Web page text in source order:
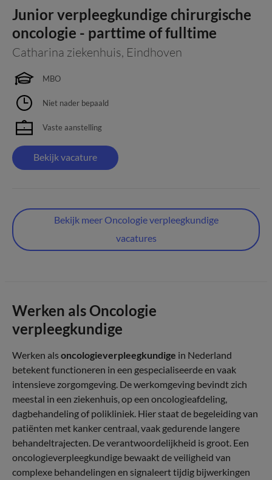
Junior verpleegkundige chirurgische
oncologie - parttime of fulltime
Catharina ziekenhuis, Eindhoven
MBO
Niet nader bepaald
Vaste aanstelling
Bekijk vacature
Bekijk meer Oncologie verpleegkundige
vacatures
Werken als Oncologie
verpleegkundige
Werken als oncologieverpleegkundige in Nederland
betekent functioneren in een gespecialiseerde en vaak
intensieve zorgomgeving. De werkomgeving bevindt zich
meestal in een ziekenhuis, op een oncologieafdeling,
dagbehandeling of polikliniek. Hier staat de begeleiding van
patiënten met kanker centraal, vaak gedurende langere
behandeltrajecten. De verantwoordelijkheid is groot. Een
oncologieverpleegkundige bewaakt de veiligheid van
complexe behandelingen en signaleert tijdig bijwerkingen